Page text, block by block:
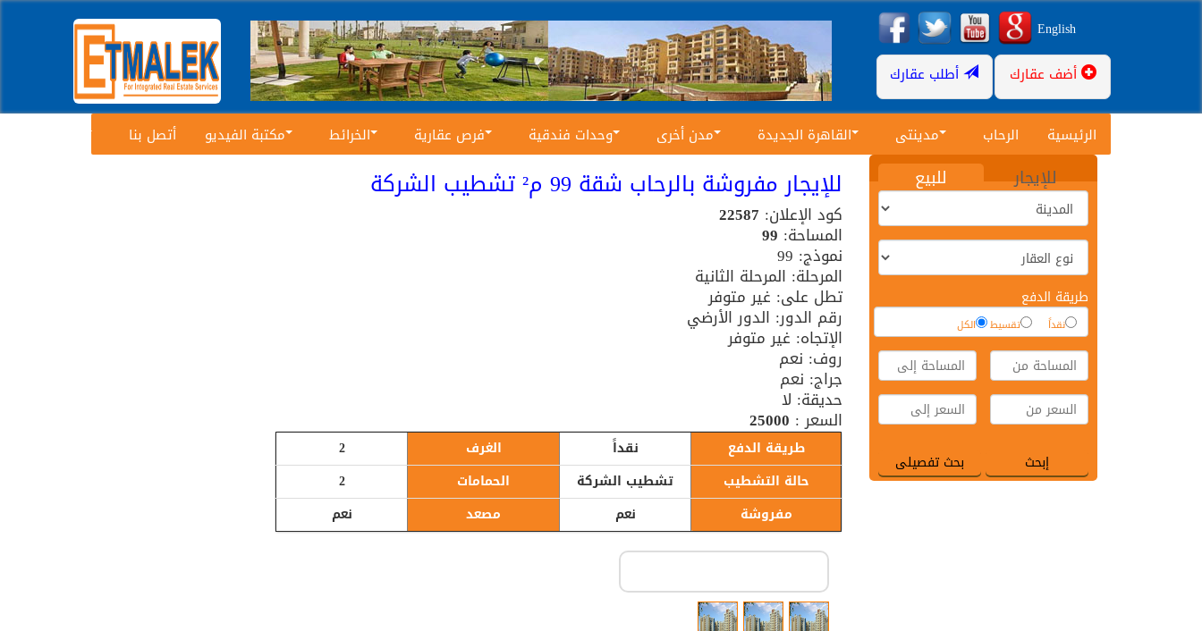
English
أضف عقارك أطلب عقارك
الرئيسية الرحاب مدينتى القاهرة الجديدة مدن أخرى وحدات فندقية فرص عقارية الخرائط مكتبة الفيديو أتصل بنا
للبيع للإيجار
طريقة الدفع
نقداً تقسيط الكل
للإيجار مفروشة بالرحاب شقة 99 م² تشطيب الشركة
كود الإعلان: 22587
المساحة: 99
نموذج: 99
المرحلة: المرحلة الثانية
تطل على: غير متوفر
رقم الدور: الدور الأرضي
الإتجاه: غير متوفر
روف: نعم
جراج: نعم
حديقة: لا
السعر : 25000
طريقة الدفع نقداً الغرف
2
حالة التشطيب
تشطيب الشركة الحمامات
2
مفروشة
نعم مصعد نعم